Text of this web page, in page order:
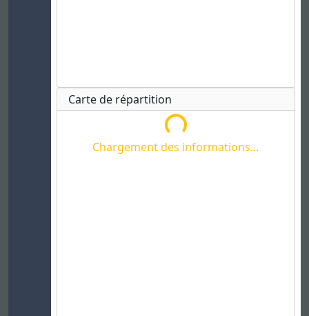
Carte de répartition
Chargement des informations...
Chargement des informations...